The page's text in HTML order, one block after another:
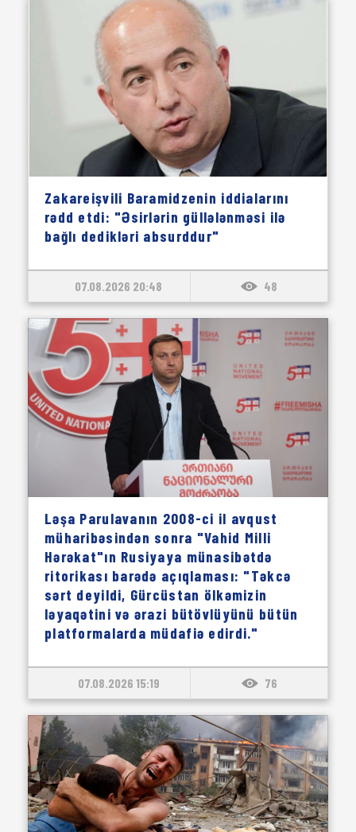
Zakareişvili Baramidzenin iddialarını
rədd etdi: "Əsirlərin güllələnməsi ilə
bağlı dedikləri absurddur"
07.08.2026 20:48 48
Ləşa Parulavanın 2008-ci il avqust
müharibəsindən sonra "Vahid Milli
Hərəkat"ın Rusiyaya münasibətdə
ritorikası barədə açıqlaması: "Təkcə
sərt deyildi, Gürcüstan ölkəmizin
ləyaqətini və ərazi bütövlüyünü bütün
platformalarda müdafiə edirdi."
07.08.2026 15:19 76